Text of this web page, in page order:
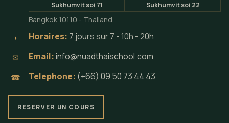
Sukhumvit soi 71 Sukhumvit soi 22
Bangkok 10110 - Thailand
◗ Horaires: 7 jours sur 7 - 10h - 20h
✉ Email:info@nuadthaischool.com
☎ Telephone: (+66) 09 50 73 44 43
RESERVER UN COURS